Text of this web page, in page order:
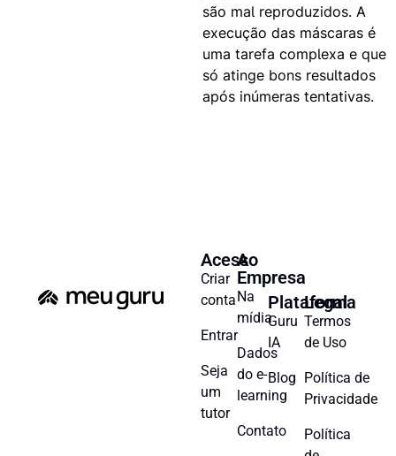
são mal reproduzidos. A
execução das máscaras é
uma tarefa complexa e que
só atinge bons resultados
após inúmeras tentativas.
Acesso
Criar
conta
Entrar
Seja
um
tutor
A
Empresa
Na
mídia
Dados
do e-
learning
Contato
Plataforma
Guru
IA
Blog
Legal
Termos
de Uso
Política de
Privacidade
Política